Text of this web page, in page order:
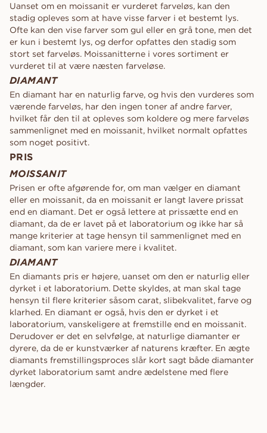
Uanset om en moissanit er vurderet farveløs, kan den
stadig opleves som at have visse farver i et bestemt lys.
Ofte kan den vise farver som gul eller en grå tone, men det
er kun i bestemt lys, og derfor opfattes den stadig som
stort set farveløs. Moissanitterne i vores sortiment er
vurderet til at være næsten farveløse.
DIAMANT
En diamant har en naturlig farve, og hvis den vurderes som
værende farveløs, har den ingen toner af andre farver,
hvilket får den til at opleves som koldere og mere farveløs
sammenlignet med en moissanit, hvilket normalt opfattes
som noget positivt.
PRIS
MOISSANIT
Prisen er ofte afgørende for, om man vælger en diamant
eller en moissanit, da en moissanit er langt lavere prissat
end en diamant. Det er også lettere at prissætte end en
diamant, da de er lavet på et laboratorium og ikke har så
mange kriterier at tage hensyn til sammenlignet med en
diamant, som kan variere mere i kvalitet.
DIAMANT
En diamants pris er højere, uanset om den er naturlig eller
dyrket i et laboratorium. Dette skyldes, at man skal tage
hensyn til flere kriterier såsom carat, slibekvalitet, farve og
klarhed. En diamant er også, hvis den er dyrket i et
laboratorium, vanskeligere at fremstille end en moissanit.
Derudover er det en selvfølge, at naturlige diamanter er
dyrere, da de er kunstværker af naturens kræfter. En ægte
diamants fremstillingsproces slår kort sagt både diamanter
dyrket laboratorium samt andre ædelstene med flere
længder.